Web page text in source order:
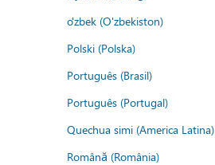
o'zbek (O'zbekiston)
Polski (Polska)
Português (Brasil)
Português (Portugal)
Quechua simi (America Latina)
Română (România)